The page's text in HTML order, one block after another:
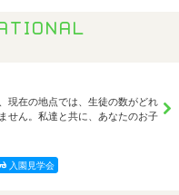
現在の地点では、生徒の数がどれ
せん。私達と共に、あなたのお子
入園見学会